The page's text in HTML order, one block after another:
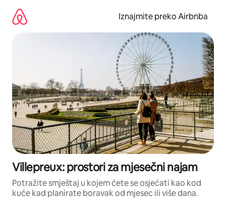
sadržaj
Iznajmite preko Airbnba
Villepreux: prostori za mjesečni najam
Potražite smještaj u kojem ćete se osjećati kao kod
kuće kad planirate boravak od mjesec ili više dana.